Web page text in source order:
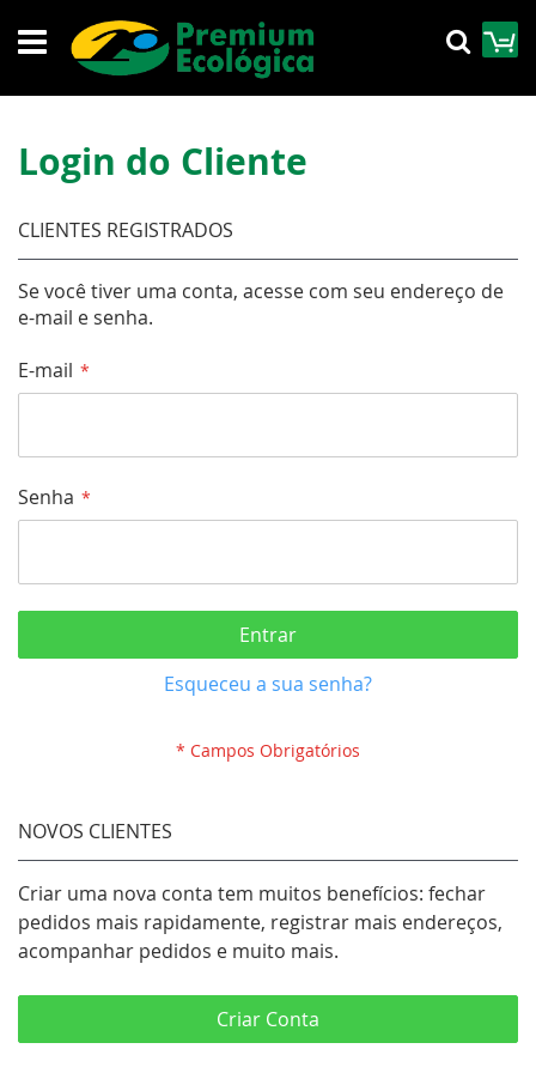
para
o
Login do Cliente
CLIENTES REGISTRADOS
Se você tiver uma conta, acesse com seu endereço de
e-mail e senha.
E-mail
Senha
Entrar
Esqueceu a sua senha?
NOVOS CLIENTES
Criar uma nova conta tem muitos benefícios: fechar
pedidos mais rapidamente, registrar mais endereços,
acompanhar pedidos e muito mais.
Criar Conta